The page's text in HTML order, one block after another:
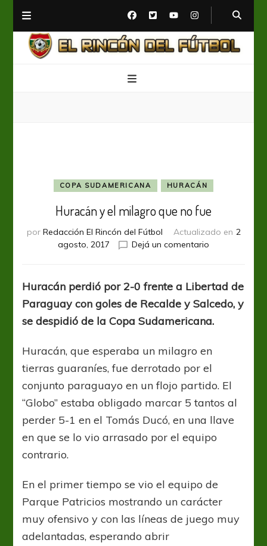
COPA SUDAMERICANA HURACÁN
Huracán y el milagro que no fue
por Redacción El Rincón del Fútbol Actualizado en 2
agosto, 2017
Dejá un comentario
el
milagro
que
no
Huracán perdió por 2-0 frente a Libertad de
Paraguay con goles de Recalde y Salcedo, y
se despidió de la Copa Sudamericana.
Huracán, que esperaba un milagro en
tierras guaraníes, fue derrotado por el
conjunto paraguayo en un flojo partido. El
“Globo” estaba obligado marcar 5 tantos al
perder 5-1 en el Tomás Ducó, en una llave
en que se lo vio arrasado por el equipo
contrario.
En el primer tiempo se vio el equipo de
Parque Patricios mostrando un carácter
muy ofensivo y con las líneas de juego muy
adelantadas, esperando abrir